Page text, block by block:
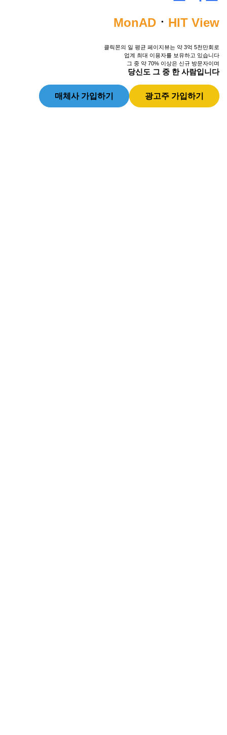
MonAD ㆍ HIT View
클릭몬의 일 평균 페이지뷰는 약 3억 5천만회로
업계 최대 이용자를 보유하고 있습니다
그 중 약 70% 이상은 신규 방문자이며
당신도 그 중 한 사람입니다
매체사 가입하기 광고주 가입하기